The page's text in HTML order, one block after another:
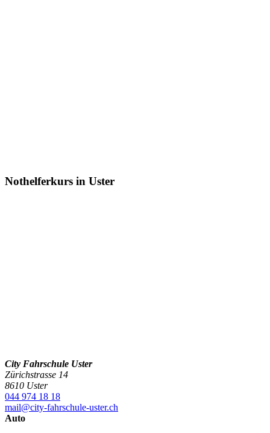
Nothelferkurs in Uster
City Fahrschule Uster
Zürichstrasse 14
8610 Uster
044 974 18 18
mail@city-fahrschule-uster.ch
Auto